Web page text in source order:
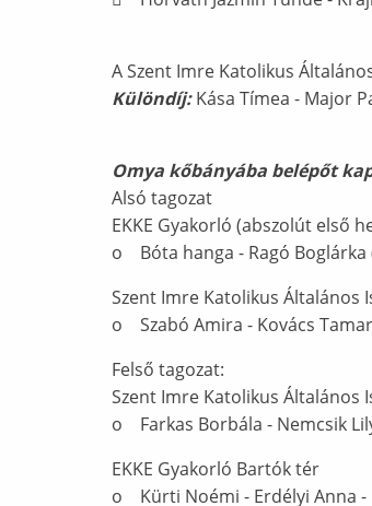
A Szent Imre Katolikus
Különdíj:Kása Tímea - Major
Omya kőbányába belépőt
Alsó tagozat
EKKE Gyakorló (abszolút első
o Bóta hanga - Ragó Boglárka
Szent Imre Katolikus Általános
o Szabó Amira - Kovács
Felső tagozat:
Szent Imre Katolikus Általános
o Farkas Borbála - Nemcsik
EKKE Gyakorló Bartók tér
o Kürti Noémi - Erdélyi Anna -